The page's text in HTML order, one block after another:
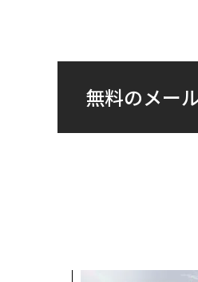
無料のメー